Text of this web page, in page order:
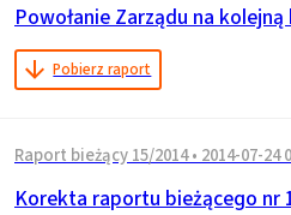
Powołanie Zarządu na
Pobierz raport
Raport bieżący 15/2014 • 2014-07-24
Korekta raportu bieżącego nr